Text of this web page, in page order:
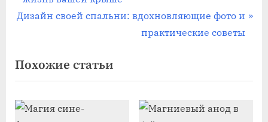
по
е
д
у
щ
а
С
д
у
ю
Дизайн своей спальни: вдохновляющие фото и
практические советы
Похожие статьи